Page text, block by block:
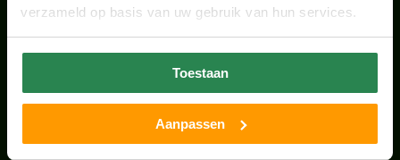
verzameld op basis van uw gebruik van hun services.
Toestaan
Aanpassen
HANDIGE LINKS
Kantoorplanten Utrecht